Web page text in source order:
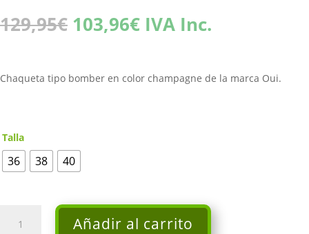
129,95€ El
precio
era:
129,95€.
103,96€El
precio
es:
103,96€.
IVA Inc.
Chaqueta tipo bomber en color champagne de la marca Oui.
Talla
36 38 40
Añadir al carrito